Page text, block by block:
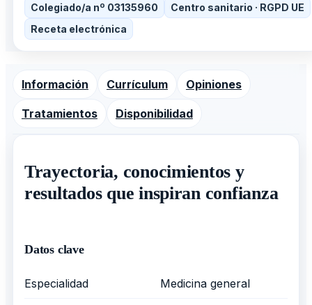
Colegiado/a nº 03135960
Centro sanitario · RGPD UE
Receta electrónica
Información Currículum Opiniones
Tratamientos Disponibilidad
Trayectoria, conocimientos y
resultados que inspiran confianza
Datos clave
Especialidad Medicina general